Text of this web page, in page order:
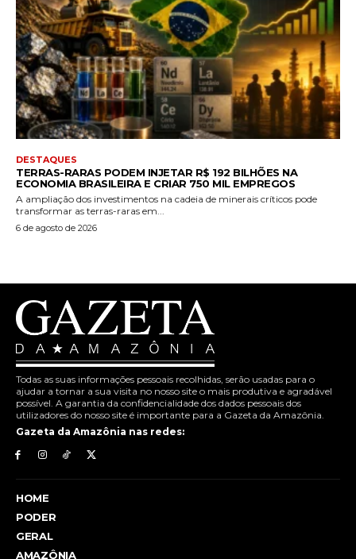
DESTAQUES
TERRAS-RARAS PODEM INJETAR R$ 192 BILHÕES NA
ECONOMIA BRASILEIRA E CRIAR 750 MIL EMPREGOS
A ampliação dos investimentos na cadeia de minerais críticos pode
transformar as terras-raras em...
6 de agosto de 2026
Todas as suas informações pessoais recolhidas, serão usadas para o
ajudar a tornar a sua visita no nosso site o mais produtiva e agradável
possível. A garantia da confidencialidade dos dados pessoais dos
utilizadores do nosso site é importante para a Gazeta da Amazônia.
Gazeta da Amazônia nas redes:
HOME
PODER
GERAL
AMAZÔNIA